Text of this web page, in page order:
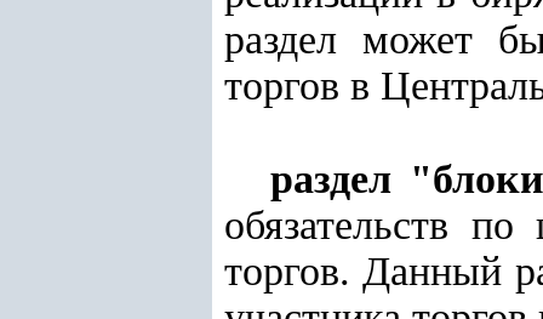
раздел может
торгов в
раздел
обязательств
торгов. Данный